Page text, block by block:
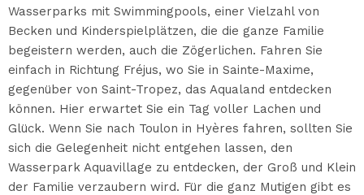
Wasserparks mit Swimmingpools, einer Vielzahl von
Becken und Kinderspielplätzen, die die ganze Familie
begeistern werden, auch die Zögerlichen. Fahren Sie
einfach in Richtung Fréjus, wo Sie in Sainte-Maxime,
gegenüber von Saint-Tropez, das Aqualand entdecken
können. Hier erwartet Sie ein Tag voller Lachen und
Glück. Wenn Sie nach Toulon in Hyères fahren, sollten Sie
sich die Gelegenheit nicht entgehen lassen, den
Wasserpark Aquavillage zu entdecken, der Groß und Klein
der Familie verzaubern wird. Für die ganz Mutigen gibt es